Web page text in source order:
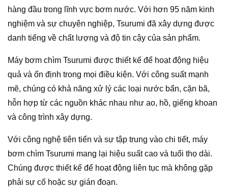
hàng đầu trong lĩnh vực bơm nước. Với hơn 95 năm kinh
nghiệm và sự chuyên nghiệp, Tsurumi đã xây dựng được
danh tiếng về chất lượng và độ tin cậy của sản phẩm.
Máy bơm chìm Tsurumi được thiết kế để hoạt động hiệu
quả và ổn định trong mọi điều kiện. Với công suất mạnh
mẽ, chúng có khả năng xử lý các loại nước bẩn, cặn bã,
hỗn hợp từ các nguồn khác nhau như ao, hồ, giếng khoan
và công trình xây dựng.
Với công nghệ tiên tiến và sự tập trung vào chi tiết, máy
bơm chìm Tsurumi mang lại hiệu suất cao và tuổi thọ dài.
Chúng được thiết kế để hoạt động liên tục mà không gặp
phải sự cố hoặc sự gián đoạn.